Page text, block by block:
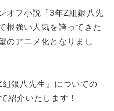
オフ小説『3年Z組銀八先
根強い人気を誇ってきた
のアニメ化となりまし
銀八先生』についての
紹介いたします！